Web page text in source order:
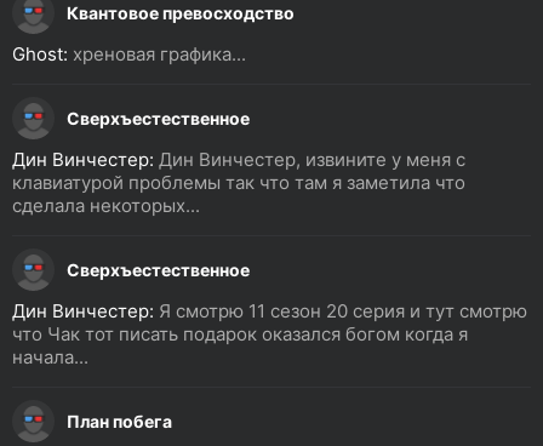
Квантовое превосходство
Ghost: хреновая графика...
Сверхъестественное
Дин Винчестер: Дин Винчестер, извините у меня с
клавиатурой проблемы так что там я заметила что
сделала некоторых...
Сверхъестественное
Дин Винчестер: Я смотрю 11 сезон 20 серия и тут смотрю
что Чак тот писать подарок оказался богом когда я
начала...
План побега